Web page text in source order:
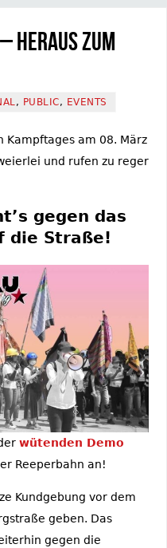
Heraus zum
, PUBLIC, EVENTS
Kampftages am 08. März
und rufen zu reger
gegen das
die Straße!
wütenden Demo
Reeperbahn an!
Kundgebung vor dem
geben. Das
gegen die